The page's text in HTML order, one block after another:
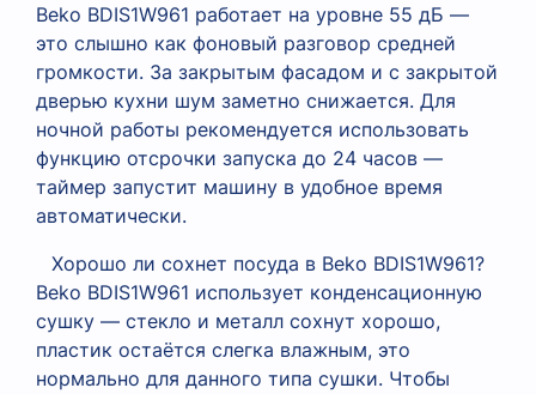
Beko BDIS1W961 работает на уровне 55 дБ —
это слышно как фоновый разговор средней
громкости. За закрытым фасадом и с закрытой
дверью кухни шум заметно снижается. Для
ночной работы рекомендуется использовать
функцию отсрочки запуска до 24 часов —
таймер запустит машину в удобное время
автоматически.
Хорошо ли сохнет посуда в Beko BDIS1W961?
Beko BDIS1W961 использует конденсационную
сушку — стекло и металл сохнут хорошо,
пластик остаётся слегка влажным, это
нормально для данного типа сушки. Чтобы